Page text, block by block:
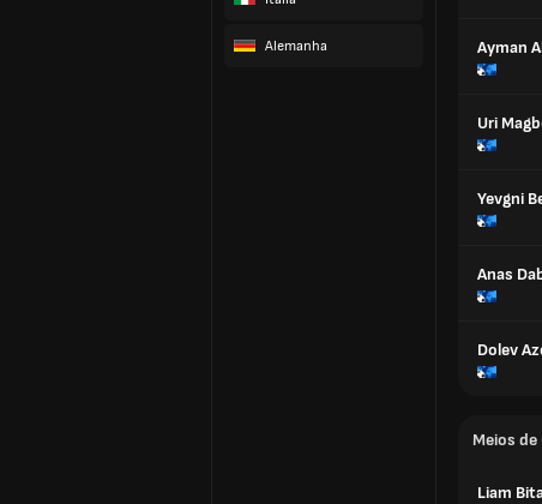
Alemanha Ayman
Uri
Yevgni
Anas
Dolev
Meios de
Liam